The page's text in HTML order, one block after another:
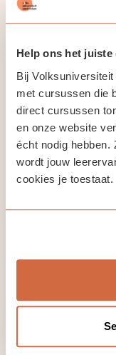
Help ons het
Bij
met cursussen die
direct cursussen
en onze website
écht nodig hebben.
wordt jouw
cookies je toestaat.
aan de hand van
laten komen:
veranderingen,
levensvreugde,
Naast inleidingen
lezen en
eigen ervaring.